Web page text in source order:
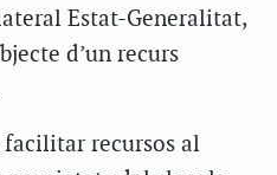
Estat-Generalitat,
d’un recurs
facilitar recursos al